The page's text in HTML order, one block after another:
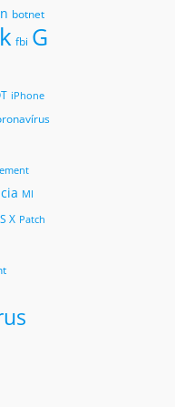
botnet
fbi G
iPhone
MI
X Patch